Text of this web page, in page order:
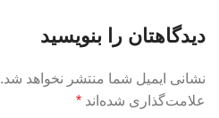
دیدگاهتان را بنویسید
نشانی ایمیل شما منتشر نخواهد شد.
علامت‌گذاری شده‌اند *